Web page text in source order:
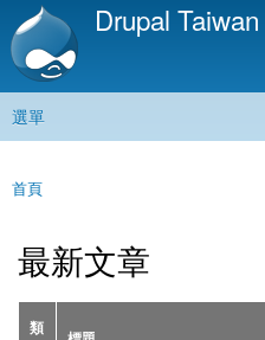
移
內
Drupal
主選單
選單
您在這裡
首頁
最新文章
類